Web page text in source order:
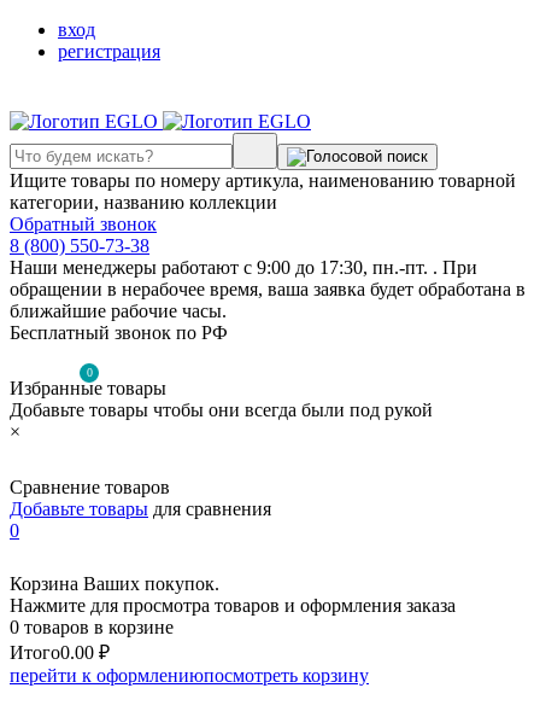
вход
регистрация
Ищите товары по номеру артикула, наименованию товарной
категории, названию коллекции
Обратный звонок
8 (800) 550-73-38
Наши менеджеры работают с 9:00 до 17:30, пн.-пт. . При
обращении в нерабочее время, ваша заявка будет обработана в
ближайшие рабочие часы.
Бесплатный звонок по РФ
0
Избранные товары
Добавьте товары чтобы они всегда были под рукой
×
Сравнение товаров
Добавьте товары для сравнения
0
Корзина Ваших покупок.
Нажмите для просмотра товаров и оформления заказа
0 товаров в корзине
Итого0.00 ₽
перейти к оформлениюпосмотреть корзину